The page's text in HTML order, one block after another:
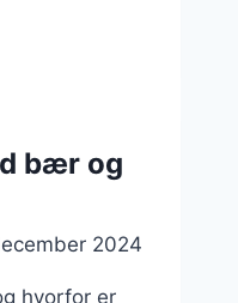
bær og
2024
hvorfor er